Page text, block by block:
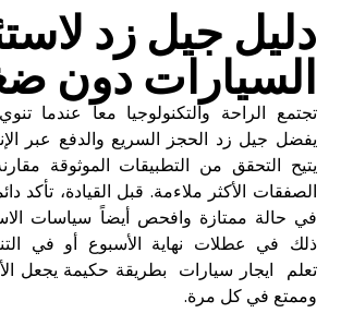
دليل جيل زد
السيارات دون
تجتمع الراحة والتكنولوجيا معاً عندما
يفضل جيل زد الحجز السريع والدفع عبر
يتيح التحقق من التطبيقات الموثوقة
الصفقات الأكثر ملاءمة. قبل القيادة، تأكد
في حالة ممتازة وافحص أيضاً سياسات
ذلك في عطلات نهاية الأسبوع أو في
تعلم ايجار سيارات بطريقة حكيمة يجعل
وممتع في كل مرة.